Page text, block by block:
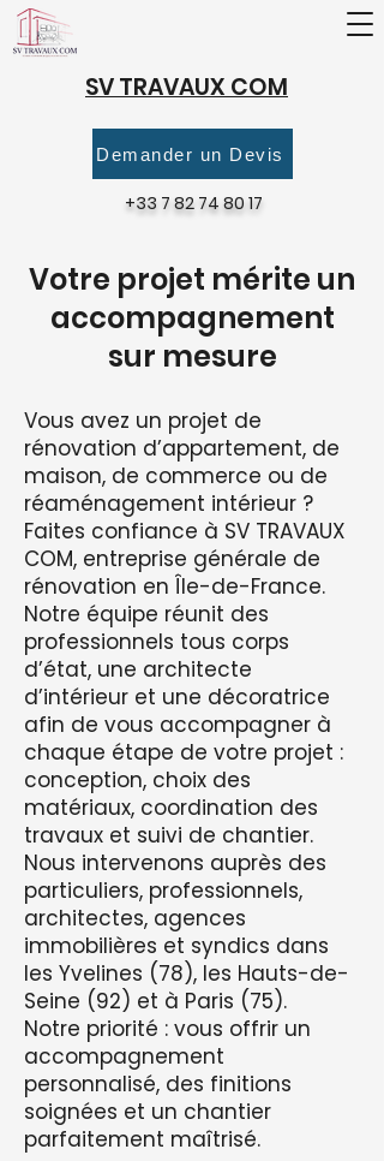
SV TRAVAUX COM
Demander un Devis
+33 7 82 74 80 17
Votre projet mérite un
accompagnement
sur mesure
​Vous avez un projet de
rénovation d’appartement, de
maison, de commerce ou de
réaménagement intérieur ?
Faites confiance à SV TRAVAUX
COM, entreprise générale de
rénovation en Île-de-France.
Notre équipe réunit des
professionnels tous corps
d’état, une architecte
d’intérieur et une décoratrice
afin de vous accompagner à
chaque étape de votre projet :
conception, choix des
matériaux, coordination des
travaux et suivi de chantier.
Nous intervenons auprès des
particuliers, professionnels,
architectes, agences
immobilières et syndics dans
les Yvelines (78), les Hauts-de-
Seine (92) et à Paris (75).
Notre priorité : vous offrir un
accompagnement
personnalisé, des finitions
soignées et un chantier
parfaitement maîtrisé.